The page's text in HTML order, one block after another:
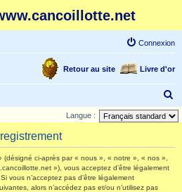
Connexion
Livre d'or
Retour au site
e
Langue :
ci-après par « nous », « notre », « nos »,
»), vous acceptez d’être légalement
vous n’acceptez pas d’être légalement
alors n’accédez pas et/ou n’utilisez pas